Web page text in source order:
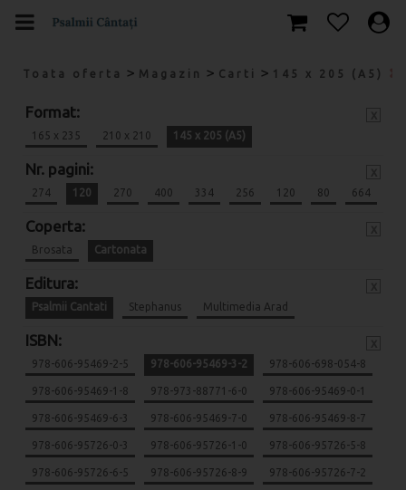
Toata oferta > Magazin > Carti > 145 x 205 (A5)
Format:
165 x 235 210 x 210 145 x 205 (A5)
Nr. pagini:
274 120 270 400 334 256 120 80 664
Coperta:
Brosata Cartonata
Editura:
Psalmii Cantati Stephanus Multimedia Arad
ISBN:
978-606-95469-2-5 978-606-95469-3-2 978-606-698-054-8
978-606-95469-1-8 978-973-88771-6-0 978-606-95469-0-1
978-606-95469-6-3 978-606-95469-7-0 978-606-95469-8-7
978-606-95726-0-3 978-606-95726-1-0 978-606-95726-5-8
978-606-95726-6-5 978-606-95726-8-9 978-606-95726-7-2